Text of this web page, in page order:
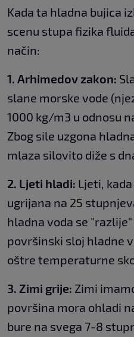
Kada ta hladna bujica
scenu stupa fizika
način:
1. Arhimedov zakon:
slane morske vode
1000 kg/m3 u odnosu
Zbog sile uzgona
mlaza silovito diže s
2. Ljeti hladi: Ljeti,
ugrijana na 25
hladna voda se
površinski sloj hladne
oštre temperaturne
3. Zimi grije: Zimi
površina mora ohladi
bure na svega 7-8